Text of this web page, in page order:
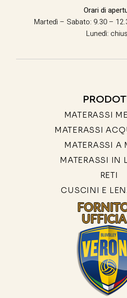
Orari di
Martedì – Sabato: 9.30 –
Lunedì:
MATERASSI
MATERASSI
MATERASSI A
MATERASSI IN
RETI
CUSCINI E